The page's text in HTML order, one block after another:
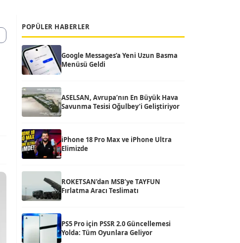
POPÜLER HABERLER
Google Messages’a Yeni Uzun Basma
Menüsü Geldi
ASELSAN, Avrupa’nın En Büyük Hava
Savunma Tesisi Oğulbey’i Geliştiriyor
iPhone 18 Pro Max ve iPhone Ultra
Elimizde
ROKETSAN’dan MSB’ye TAYFUN
Fırlatma Aracı Teslimatı
PS5 Pro için PSSR 2.0 Güncellemesi
Yolda: Tüm Oyunlara Geliyor